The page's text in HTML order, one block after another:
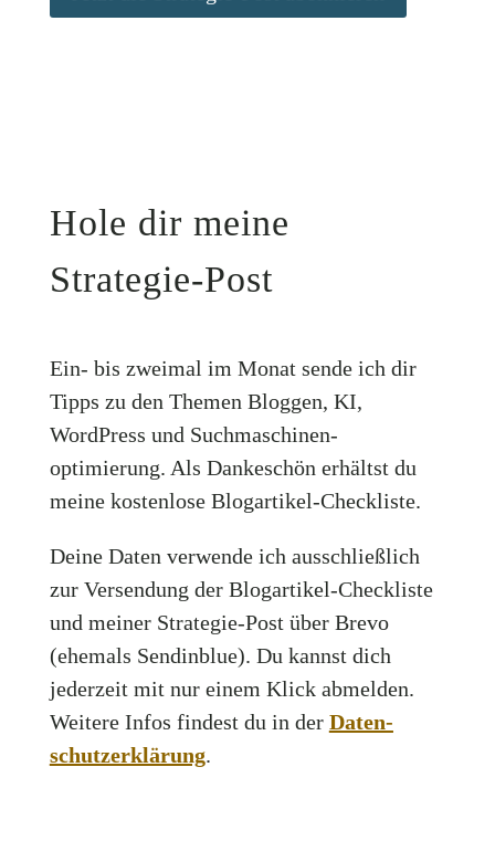
Hole dir meine
Strategie-Post
Ein- bis zweimal im Monat sende ich dir
Tipps zu den Themen Bloggen, KI,
WordPress und Such­ma­schinen­
optimierung. Als Dankeschön erhältst du
meine kostenlose Blogartikel-Checkliste.
Deine Daten verwende ich ausschließlich
zur Versendung der Blogartikel-Checkliste
und meiner Strategie-Post über Brevo
(ehemals Sendinblue). Du kannst dich
jederzeit mit nur einem Klick abmelden.
Weitere Infos findest du in der Daten­
schutz­erklärung.